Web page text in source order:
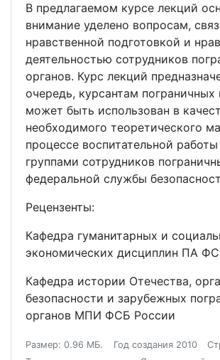
В предлагаемом курсе лекций
внимание уделено вопросам,
нравственной подготовкой и
деятельностью сотрудников
органов. Курс лекций
очередь, курсантам пограничных
может быть использован в
необходимого теоретического
процессе воспитательной
группами сотрудников
федеральной службы
Рецензенты:
Кафедра гуманитарных и
экономических дисциплин ПА
Кафедра истории Отечества,
безопасности и зарубежных
органов МПИ ФСБ России
Размер: 0.96 МБ. Год создания 2010